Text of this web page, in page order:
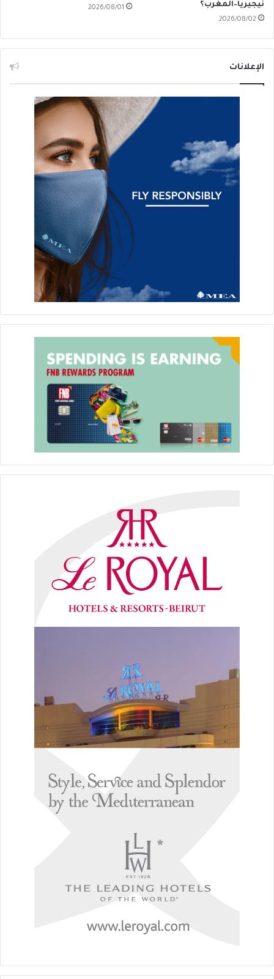
نيجيريا–المغرب؟
2026/08/02
2026/08/01
الإعلانات